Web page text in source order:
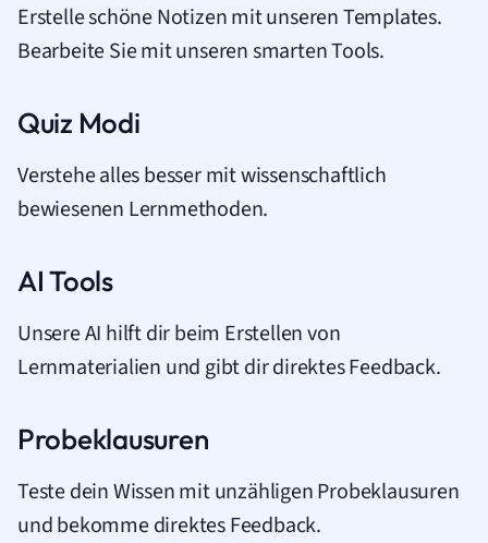
Erstelle schöne Notizen mit unseren Templates.
Bearbeite Sie mit unseren smarten Tools.
Quiz Modi
Verstehe alles besser mit wissenschaftlich
bewiesenen Lernmethoden.
AI Tools
Unsere AI hilft dir beim Erstellen von
Lernmaterialien und gibt dir direktes Feedback.
Probeklausuren
Teste dein Wissen mit unzähligen Probeklausuren
und bekomme direktes Feedback.